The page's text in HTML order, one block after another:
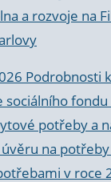
a rozvoje na
Podrobnosti
sociálního
potřeby a
na
v roce